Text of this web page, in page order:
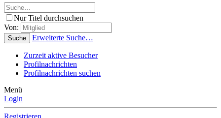
Nur Titel durchsuchen
Von:
Suche Erweiterte Suche…
Zurzeit aktive Besucher
Profilnachrichten
Profilnachrichten suchen
Menü
Login